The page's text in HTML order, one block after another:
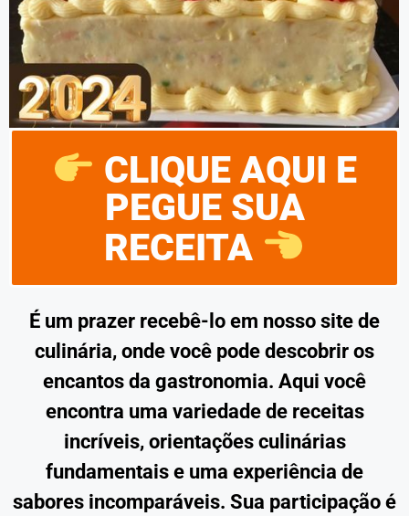
CLIQUE AQUI E
PEGUE SUA
RECEITA
É um prazer recebê-lo em nosso site de
culinária, onde você pode descobrir os
encantos da gastronomia. Aqui você
encontra uma variedade de receitas
incríveis, orientações culinárias
fundamentais e uma experiência de
sabores incomparáveis. Sua participação é